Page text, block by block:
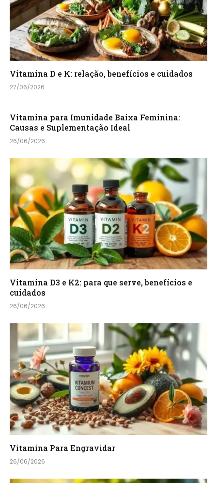
Vitamina D e K: relação, benefícios e cuidados
27/06/2026
Vitamina para Imunidade Baixa Feminina:
Causas e Suplementação Ideal
26/06/2026
Vitamina D3 e K2: para que serve, benefícios e
cuidados
26/06/2026
Vitamina Para Engravidar
26/06/2026